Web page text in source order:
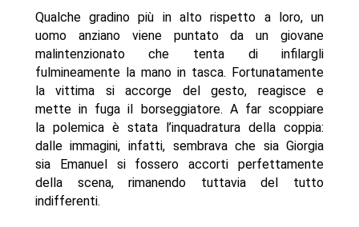
Qualche gradino più in alto rispetto a loro, un
uomo anziano viene puntato da un giovane
malintenzionato che tenta di infilargli
fulmineamente la mano in tasca. Fortunatamente
la vittima si accorge del gesto, reagisce e
mette in fuga il borseggiatore. A far scoppiare
la polemica è stata l’inquadratura della coppia:
dalle immagini, infatti, sembrava che sia Giorgia
sia Emanuel si fossero accorti perfettamente
della scena, rimanendo tuttavia del tutto
indifferenti.